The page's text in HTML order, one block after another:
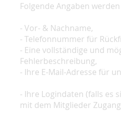
Folgende Angaben
- Vor- & Nachname,
- Telefonnummer für
- Eine vollständige und
Fehlerbeschreibung,
- Ihre E-Mail-Adresse für
- Ihre Logindaten (falls es
mit dem Mitglieder